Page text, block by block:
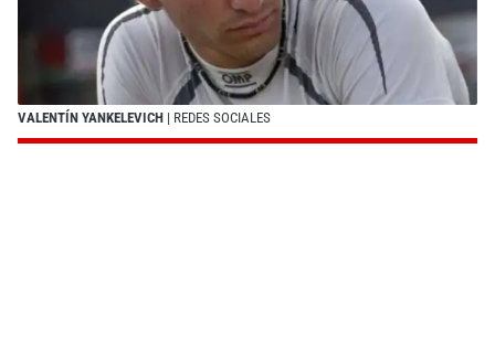
VALENTÍN YANKELEVICH | REDES SOCIALES